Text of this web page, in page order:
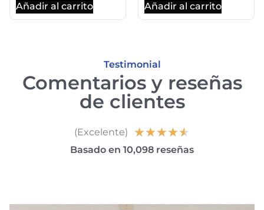
Añadir al carrito Añadir al carrito
Testimonial
Comentarios y reseñas
de clientes
(Excelente) ★★★★★
Basado en 10,098 reseñas